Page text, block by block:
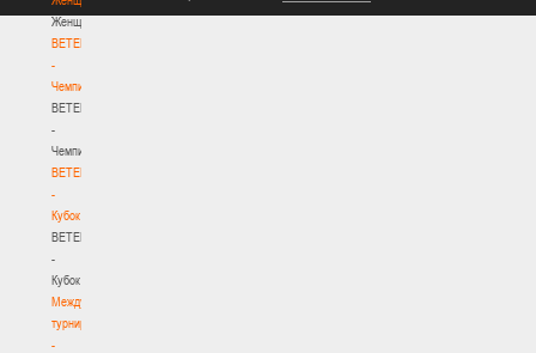
Женщины
BETERA
-
Чемпионат
BETERA
-
Чемпионат
BETERA
-
Кубок
BETERA
-
Кубок
Международный
турнир
-